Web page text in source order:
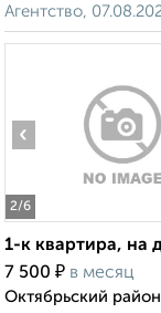
Агентство,
2/6
‹
1-к квартира, на
7 500 ₽ в месяц
Октябрьский